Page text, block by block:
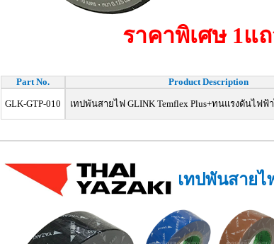
ราคาพิเศษ 1แ
Part No. Product Description
GLK-GTP-010 เทปพันสายไฟ GLINK Temflex Plus+ทนแรงดันไฟฟ้า
เทปพันสายไ